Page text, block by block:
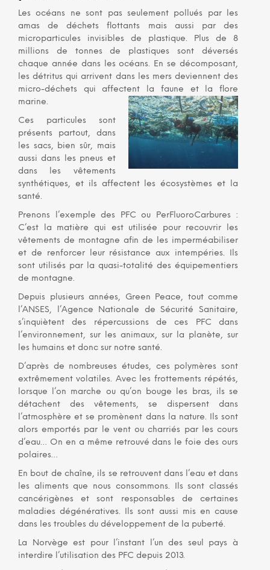
Les océans ne sont pas seulement pollués par les
amas de déchets flottants mais aussi par des
microparticules invisibles de plastique. Plus de 8
millions de tonnes de plastiques sont déversés
chaque année dans les océans. En se décomposant,
les détritus qui arrivent dans les mers deviennent des
micro-déchets qui affectent la faune et la flore
marine.
Ces particules sont
présents partout, dans
les sacs, bien sûr, mais
aussi dans les pneus et
dans les vêtements
synthétiques, et ils affectent les écosystèmes et la
santé.
Prenons l’exemple des PFC ou PerFluoroCarbures :
C’est la matière qui est utilisée pour recouvrir les
vêtements de montagne afin de les imperméabiliser
et de renforcer leur résistance aux intempéries. Ils
sont utilisés par la quasi-totalité des équipementiers
de montagne.
Depuis plusieurs années, Green Peace, tout comme
l’ANSES, l’Agence Nationale de Sécurité Sanitaire,
s’inquiètent des répercussions de ces PFC dans
l’environnement, sur les animaux, sur la planète, sur
les humains et donc sur notre santé.
D’après de nombreuses études, ces polymères sont
extrêmement volatiles. Avec les frottements répétés,
lorsque l’on marche ou qu’on bouge les bras, ils se
détachent des vêtements, se dispersent dans
l’atmosphère et se promènent dans la nature. Ils sont
alors emportés par le vent ou charriés par les cours
d’eau… On en a même retrouvé dans le foie des ours
polaires…
En bout de chaîne, ils se retrouvent dans l’eau et dans
les aliments que nous consommons. Ils sont classés
cancérigènes et sont responsables de certaines
maladies dégénératives. Ils sont aussi mis en cause
dans les troubles du développement de la puberté.
La Norvège est pour l’instant l’un des seul pays à
interdire l’utilisation des PFC depuis 2013.